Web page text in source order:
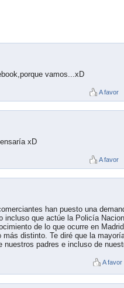
vamos...xD
A favor
xD
A favor
han puesto una
que actúe la Policía
de lo que ocurre en
distinto. Te diré que la
padres e incluso de
A favor